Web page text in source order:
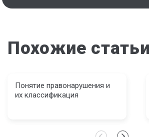
Похожие статьи
Понятие правонарушения и
их классификация